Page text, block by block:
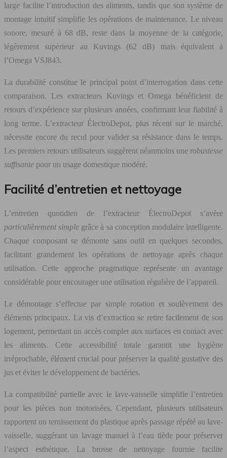
large facilite l’introduction des aliments, tandis que son système de
montage intuitif simplifie les opérations de maintenance. Le niveau
sonore, mesuré à 68 dB, reste dans la moyenne de la catégorie,
légèrement supérieur au Kuvings (62 dB) mais équivalent à
l’Omega VSJ843.
La durabilité constitue le principal point d’interrogation dans cette
comparaison. Les extracteurs Kuvings et Omega bénéficient de
retours d’expérience sur plusieurs années, confirmant leur fiabilité à
long terme. L’extracteur ÉlectroDepot, plus récent sur le marché,
nécessite encore du recul pour valider sa résistance dans le temps.
Les premiers retours utilisateurs suggèrent néanmoins une robustesse
suffisante pour un usage domestique modéré.
Facilité d’entretien et nettoyage
L’entretien quotidien de l’extracteur ÉlectroDepot s’avère
particulièrement simple grâce à sa conception modulaire intelligente.
Chaque composant se démonte sans outil en quelques secondes,
facilitant grandement les opérations de nettoyage après chaque
utilisation. Cette approche pragmatique représente un avantage
considérable pour encourager une utilisation régulière de l’appareil.
Le démontage s’effectue par simple rotation et soulèvement des
éléments principaux. La vis d’extraction se retire facilement de son
logement, permettant un accès complet aux surfaces en contact avec
les aliments. Cette accessibilité totale garantit une hygiène
irréprochable, élément crucial pour préserver la qualité gustative des
jus et éviter le développement de bactéries.
La compatibilité partielle avec le lave-vaisselle simplifie l’entretien
pour les pièces non motorisées. Cependant, plusieurs utilisateurs
rapportent un ternissement du plastique après passage répété au lave-
vaisselle, suggérant un lavage manuel à l’eau tiède pour préserver
l’aspect esthétique. La brosse de nettoyage fournie facilite